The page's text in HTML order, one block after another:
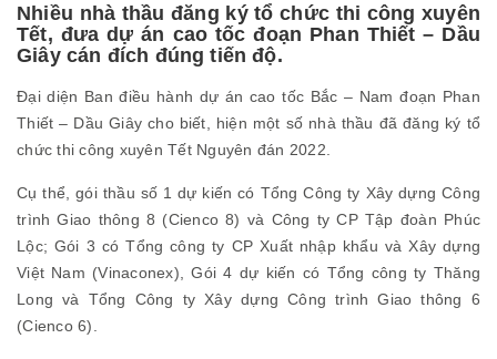
Nhiều nhà thầu đăng ký tổ chức thi công xuyên
Tết, đưa dự án cao tốc đoạn Phan Thiết – Dầu
Giây cán đích đúng tiến độ.
Đại diện Ban điều hành dự án cao tốc Bắc – Nam đoạn Phan
Thiết – Dầu Giây cho biết, hiện một số nhà thầu đã đăng ký tổ
chức thi công xuyên Tết Nguyên đán 2022.
Cụ thể, gói thầu số 1 dự kiến có Tổng Công ty Xây dựng Công
trình Giao thông 8 (Cienco 8) và Công ty CP Tập đoàn Phúc
Lộc; Gói 3 có Tổng công ty CP Xuất nhập khẩu và Xây dựng
Việt Nam (Vinaconex), Gói 4 dự kiến có Tổng công ty Thăng
Long và Tổng Công ty Xây dựng Công trình Giao thông 6
(Cienco 6).